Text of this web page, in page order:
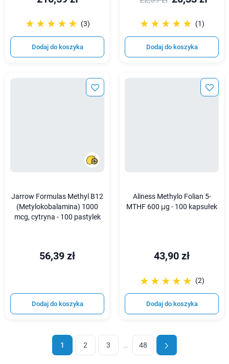
☆☆☆☆☆
★★★★★ (3)
Dodaj do koszyka
☆☆☆☆☆
★★★★★ (1)
Dodaj do koszyka
Jarrow Formulas Methyl B12
(Metylokobalamina) 1000
mcg, cytryna - 100 pastylek
56,39 zł
Dodaj do koszyka
Aliness Methylo Folian 5-
MTHF 600 μg - 100 kapsułek
43,90 zł
☆☆☆☆☆
★★★★★ (2)
Dodaj do koszyka
1 2 3 … 48